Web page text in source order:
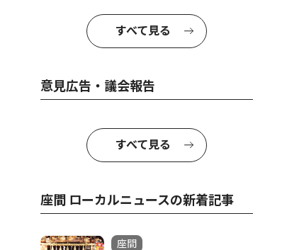
すべて見る
意見広告・議会報告
すべて見る
座間 ローカルニュースの新着記事
座間